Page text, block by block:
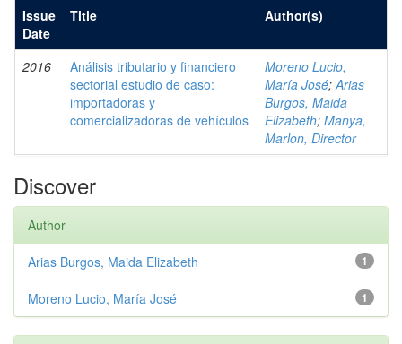
Issue
Date
Title Author(s)
2016
Análisis tributario y financiero
sectorial estudio de caso:
importadoras y
comercializadoras de vehículos
Moreno Lucio,
María José;Arias
Burgos, Maida
Elizabeth; Manya,
Marlon, Director
Discover
Author
1
Arias Burgos, Maida Elizabeth
1
Moreno Lucio, María José